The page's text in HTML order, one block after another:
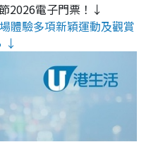
2026電子門票！↓
體驗多項新穎運動及觀賞
↓